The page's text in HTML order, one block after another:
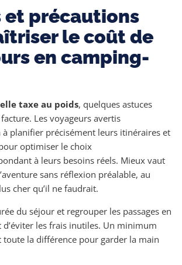
et précautions
le coût de
en camping-
taxe au poids, quelques astuces
Les voyageurs avertis
planifier précisément leurs itinéraires et
optimiser le choix
à leurs besoins réels. Mieux vaut
sans réflexion préalable, au
cher qu’il ne faudrait.
du séjour et regrouper les passages en
d’éviter les frais inutiles. Un minimum
toute la différence pour garder la main